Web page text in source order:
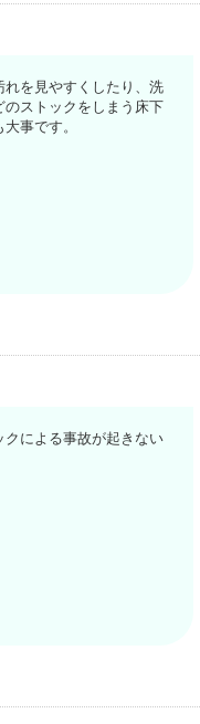
を見やすくしたり、洗
ストックをしまう床下
事です。
による事故が起きない